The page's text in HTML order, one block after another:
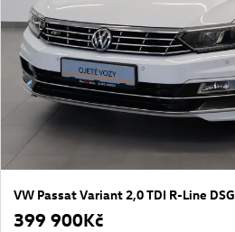
VW Passat Variant 2,0 TDI R-Line DSG
399 900Kč